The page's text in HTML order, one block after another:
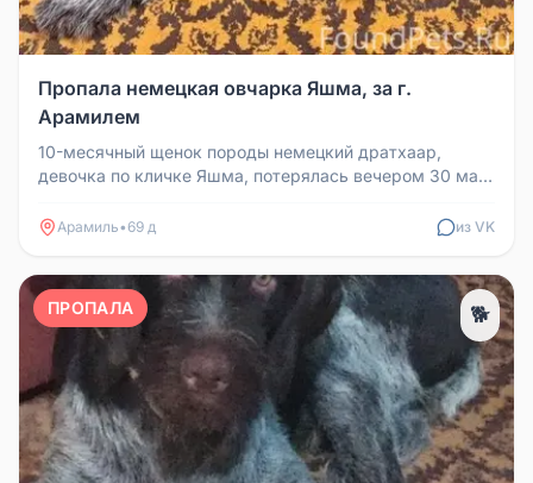
Пропала немецкая овчарка Яшма, за г.
Арамилем
10-месячный щенок породы немецкий дратхаар,
девочка по кличке Яшма, потерялась вечером 30 мая
Арамиль•69 д из VK
ПРОПАЛА 🐕